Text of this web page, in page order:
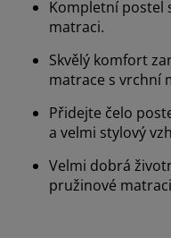
Kompletní postel
matraci.
Skvělý komfort
matrace s vrchní
Přidejte čelo
a velmi stylový
Velmi dobrá
pružinové